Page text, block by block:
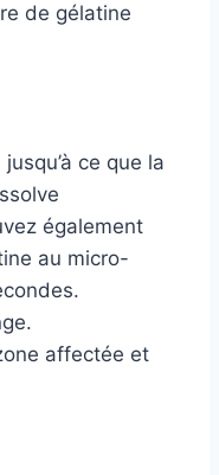
de gélatine
ce que la
également
au micro-
affectée et